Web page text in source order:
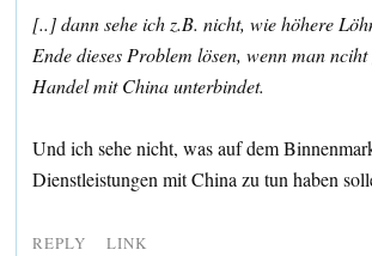
[..] dann sehe ich z.B. nicht, wie höhere
Ende dieses Problem lösen, wenn man
Handel mit China unterbindet.
Und ich sehe nicht, was auf dem
Dienstleistungen mit China zu tun haben
REPLY LINK